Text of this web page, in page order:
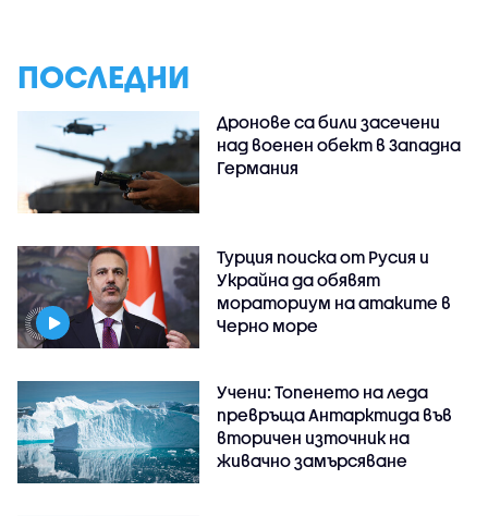
ПОСЛЕДНИ
Дронове са били засечени
над военен обект в Западна
Германия
Турция поиска от Русия и
Украйна да обявят
мораториум на атаките в
Черно море
Учени: Топенето на леда
превръща Антарктида във
вторичен източник на
живачно замърсяване